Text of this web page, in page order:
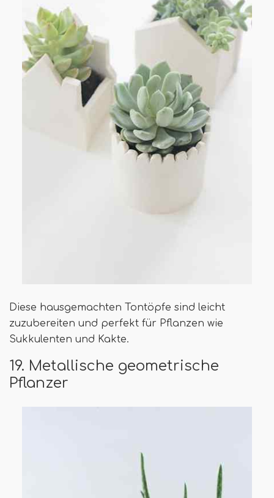
Diese hausgemachten Tontöpfe sind leicht
zuzubereiten und perfekt für Pflanzen wie
Sukkulenten und Kakte.
19. Metallische geometrische
Pflanzer